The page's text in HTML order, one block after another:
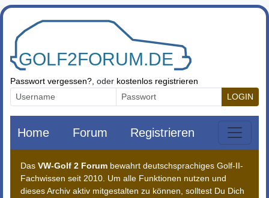
Zum Inhalt springen
Passwort vergessen? , oder kostenlos registrieren
LOGIN
Home Forum Registrieren
Das VW-Golf 2 Forum bewahrt deutschsprachiges Golf-II-
Fachwissen seit 2010. Um alle Funktionen nutzen und
dieses Archiv aktiv mitgestalten zu können, solltest Du Dich